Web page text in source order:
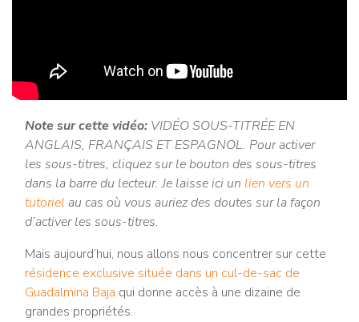
Note sur cette vidéo: VIDÉO SOUS-TITRÉE EN
ANGLAIS, FRANÇAIS ET ESPAGNOL. Pour activer
les sous-titres, cliquez sur le bouton des sous-titres
dans la barre du lecteur. Je laisse ici un lien vers un
tutoriel au cas où vous auriez des doutes sur la façon
d’activer les sous-titres.
Mais aujourd’hui, nous allons nous concentrer sur cette
résidence exclusive située dans un cul-de-sac de
Guadalmina Baja qui donne accès à une dizaine de
grandes propriétés.